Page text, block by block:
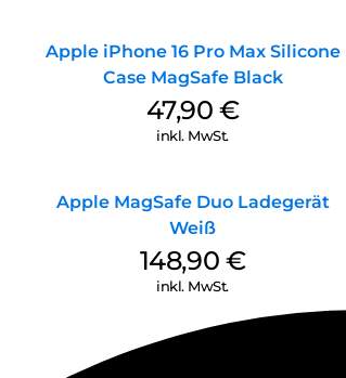
Apple iPhone 16 Pro Max Silicone
Case MagSafe Black
47,90 €
inkl. MwSt.
Apple MagSafe Duo Ladegerät
Weiß
148,90 €
inkl. MwSt.